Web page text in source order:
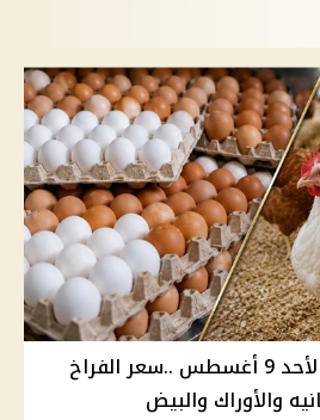
أسعار الدواجن اليوم الأحد 9 أغسطس ..سعر الفراخ
والأوراك والبيض